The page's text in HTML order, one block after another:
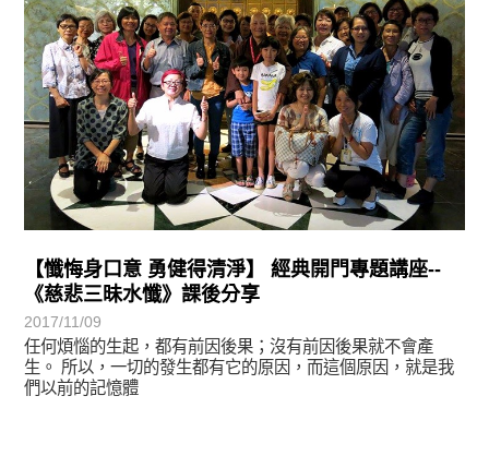
【懺悔身口意 勇健得清淨】 經典開門專題講座--
《慈悲三昧水懺》課後分享
2017/11/09
任何煩惱的生起，都有前因後果；沒有前因後果就不會產
生。 所以，一切的發生都有它的原因，而這個原因，就是我
們以前的記憶體